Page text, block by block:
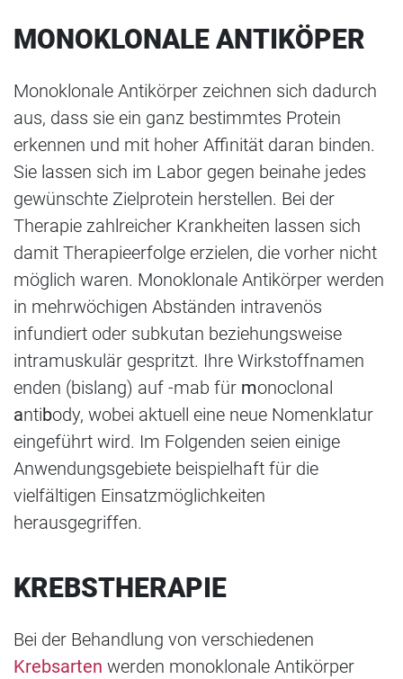
MONOKLONALE ANTIKÖPER
Monoklonale Antikörper zeichnen sich dadurch
aus, dass sie ein ganz bestimmtes Protein
erkennen und mit hoher Affinität daran binden.
Sie lassen sich im Labor gegen beinahe jedes
gewünschte Zielprotein herstellen. Bei der
Therapie zahlreicher Krankheiten lassen sich
damit Therapieerfolge erzielen, die vorher nicht
möglich waren. Monoklonale Antikörper werden
in mehrwöchigen Abständen intravenös
infundiert oder subkutan beziehungsweise
intramuskulär gespritzt. Ihre Wirkstoffnamen
enden (bislang) auf -mab für monoclonal
antibody, wobei aktuell eine neue Nomenklatur
eingeführt wird. Im Folgenden seien einige
Anwendungsgebiete beispielhaft für die
vielfältigen Einsatzmöglichkeiten
herausgegriffen.
KREBSTHERAPIE
Bei der Behandlung von verschiedenen
Krebsarten werden monoklonale Antikörper